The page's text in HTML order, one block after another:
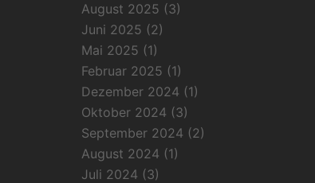
August 2025 (3)
Juni 2025 (2)
Mai 2025 (1)
Februar 2025 (1)
Dezember 2024 (1)
Oktober 2024 (3)
September 2024 (2)
August 2024 (1)
Juli 2024 (3)